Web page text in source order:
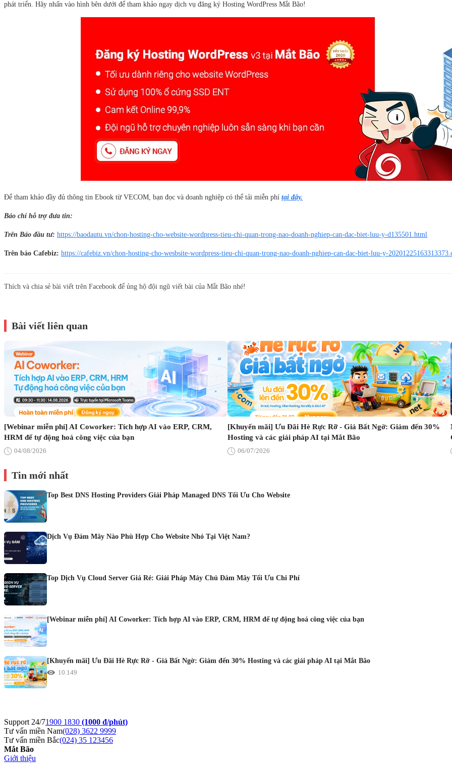
phát triển. Hãy nhấn vào hình bên dưới để tham khảo ngay dịch vụ đăng ký Hosting WordPress Mắt Bão!
Để tham khảo đầy đủ thông tin Ebook từ VECOM, bạn đọc và doanh nghiệp có thể tải miễn phí tại đây.
Báo chí hỗ trợ đưa tin:
Trên Báo đầu tư: https://baodautu.vn/chon-hosting-cho-website-wordpress-tieu-chi-quan-trong-nao-doanh-nghiep-can-dac-biet-luu-y-d135501.html
Trên báo Cafebiz: https://cafebiz.vn/chon-hosting-cho-wesbsite-wordpress-tieu-chi-quan-trong-nao-doanh-nghiep-can-dac-biet-luu-y-
Thích và chia sẻ bài viết trên Facebook để ủng hộ đội ngũ viết bài của Mắt Bão nhé!
Bài viết liên quan
[Webinar miễn phí] AI Coworker: Tích hợp AI vào ERP, CRM,
HRM để tự động hoá công việc của bạn
04/08/2026
[Khuyến mãi] Ưu Đãi Hè Rực Rỡ - Giá Bất Ngờ: Giảm đến 30%
Hosting và các giải pháp AI tại Mắt Bão
06/07/2026
Tin mới nhất
Top Best DNS Hosting Providers Giải Pháp Managed DNS Tối Ưu Cho Website
Dịch Vụ Đám Mây Nào Phù Hợp Cho Website Nhỏ Tại Việt Nam?
Top Dịch Vụ Cloud Server Giá Rẻ: Giải Pháp Máy Chủ Đám Mây Tối Ưu Chi Phí
[Webinar miễn phí] AI Coworker: Tích hợp AI vào ERP, CRM, HRM để tự động hoá công việc của bạn
[Khuyến mãi] Ưu Đãi Hè Rực Rỡ - Giá Bất Ngờ: Giảm đến 30% Hosting và các giải pháp AI tại Mắt Bão
10.149
Support 24/71900 1830 (1000 đ/phút)
Tư vấn miền Nam(028) 3622 9999
Tư vấn miền Bắc(024) 35 123456
Mắt Bão
Giới thiệu